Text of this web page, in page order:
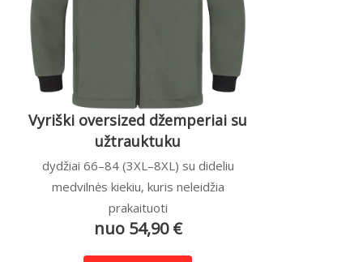
Vyriški oversized džemperiai su
užtrauktuku
dydžiai 66–84 (3XL–8XL) su dideliu
medvilnės kiekiu, kuris neleidžia
prakaituoti
nuo 54,90 €